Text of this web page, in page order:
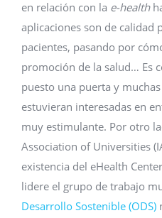
en relación con la e-health
aplicaciones son de calidad
pacientes, pasando por
promoción de la salud… Es
puesto una puerta y
estuvieran interesadas en
muy estimulante. Por otro
Association of Universities
existencia del eHealth
lidere el grupo de trabajo
Desarrollo Sostenible (ODS)